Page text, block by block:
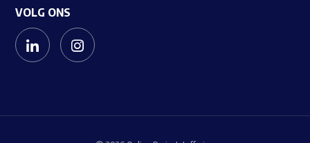
VOLG ONS